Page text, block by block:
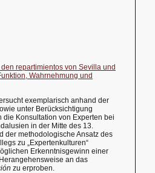
repartimientos von Sevilla und
Wahrnehmung und
exemplarisch anhand der
unter Berücksichtigung
die Konsultation von Experten bei
in der Mitte des 13.
der methodologische Ansatz des
zu „Expertenkulturen“
Erkenntnisgewinn einer
an das
zu erproben.